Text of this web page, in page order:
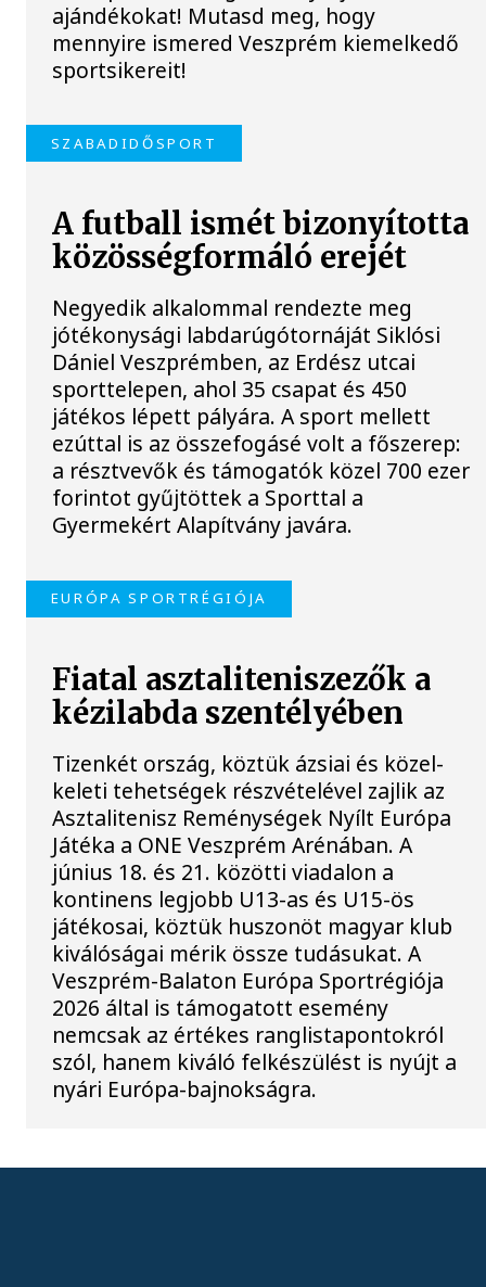
ajándékokat! Mutasd meg, hogy
mennyire ismered Veszprém kiemelkedő
sportsikereit!
SZABADIDŐSPORT
A futball ismét bizonyította
közösségformáló erejét
Negyedik alkalommal rendezte meg
jótékonysági labdarúgótornáját Siklósi
Dániel Veszprémben, az Erdész utcai
sporttelepen, ahol 35 csapat és 450
játékos lépett pályára. A sport mellett
ezúttal is az összefogásé volt a főszerep:
a résztvevők és támogatók közel 700 ezer
forintot gyűjtöttek a Sporttal a
Gyermekért Alapítvány javára.
EURÓPA SPORTRÉGIÓJA
Fiatal asztaliteniszezők a
kézilabda szentélyében
Tizenkét ország, köztük ázsiai és közel-
keleti tehetségek részvételével zajlik az
Asztalitenisz Reménységek Nyílt Európa
Játéka a ONE Veszprém Arénában. A
június 18. és 21. közötti viadalon a
kontinens legjobb U13-as és U15-ös
játékosai, köztük huszonöt magyar klub
kiválóságai mérik össze tudásukat. A
Veszprém-Balaton Európa Sportrégiója
2026 által is támogatott esemény
nemcsak az értékes ranglistapontokról
szól, hanem kiváló felkészülést is nyújt a
nyári Európa-bajnokságra.